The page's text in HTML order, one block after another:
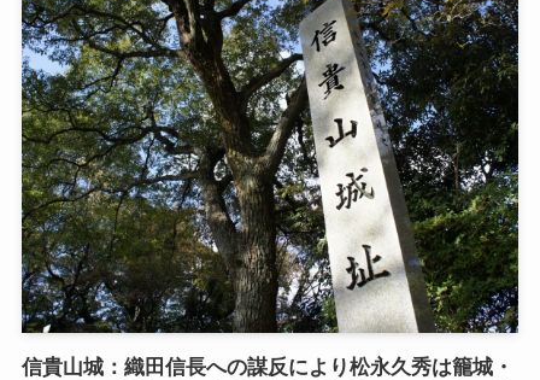
信貴山城：織田信長への謀反により松永久秀は籠城・